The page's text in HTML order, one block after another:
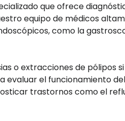
que ofrece
equipo de médicos
como la
o extracciones de pólipos
evaluar el funcionamiento
trastornos como el